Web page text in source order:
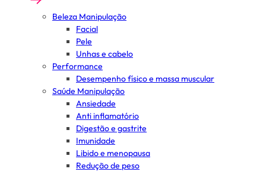
Beleza Manipulação
Facial
Pele
Unhas e cabelo
Performance
Desempenho físico e massa muscular
Saúde Manipulação
Ansiedade
Anti inflamatório
Digestão e gastrite
Imunidade
Libido e menopausa
Redução de peso